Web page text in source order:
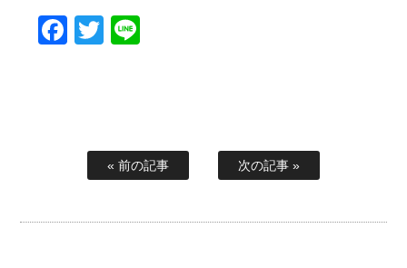
Facebook
Twitter
« 前の記事 次の記事 »